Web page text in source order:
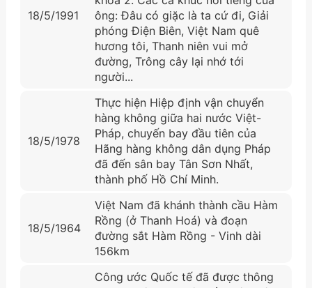
18/5/1991
ông: Đâu có giặc là ta cứ đi, Giải
phóng Điện Biên, Việt Nam quê
hương tôi, Thanh niên vui mở
đường, Trông cây lại nhớ tới
người...
18/5/1978
Thực hiện Hiệp định vận chuyển
hàng không giữa hai nước Việt-
Pháp, chuyến bay đầu tiên của
Hãng hàng không dân dụng Pháp
đã đến sân bay Tân Sơn Nhất,
thành phố Hồ Chí Minh.
18/5/1964
Việt Nam đã khánh thành cầu Hàm
Rồng (ở Thanh Hoá) và đoạn
đường sắt Hàm Rồng - Vinh dài
156km
Công ước Quốc tế đã được thông